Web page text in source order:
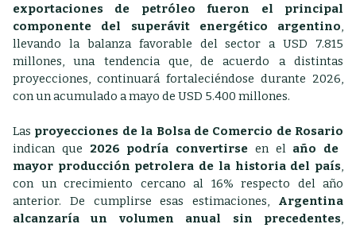
exportaciones de petróleo fueron el principal
componente del superávit energético argentino,
llevando la balanza favorable del sector a USD 7.815
millones, una tendencia que, de acuerdo a distintas
proyecciones, continuará fortaleciéndose durante 2026,
con un acumulado a mayo de USD 5.400 millones.
Las proyecciones de la Bolsa de Comercio de Rosario
indican que 2026 podría convertirse en el año de
mayor producción petrolera de la historia del país,
con un crecimiento cercano al 16% respecto del año
anterior. De cumplirse esas estimaciones, Argentina
alcanzaría un volumen anual sin precedentes,